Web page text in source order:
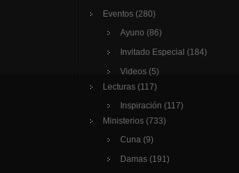
Eventos (280)
Ayuno (86)
Invitado Especial (184)
Videos (5)
Lecturas (117)
Inspiración (117)
Ministerios (733)
Cuna (9)
Damas (191)